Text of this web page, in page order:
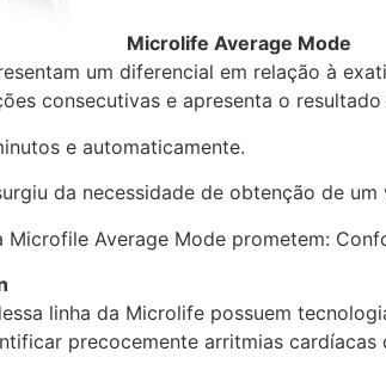
Microlife Average Mode
um diferencial em relação à
consecutivas e apresenta o resultado
e automaticamente.
da necessidade de obtenção de
Microfile Average Mode prometem:
linha da Microlife possuem
precocemente arritmias